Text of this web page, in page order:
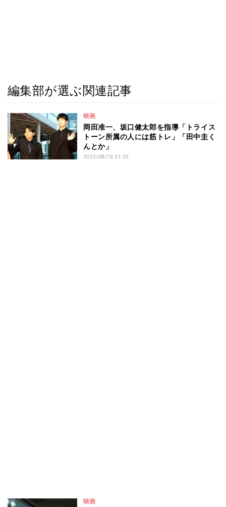
編集部が選ぶ関連記事
映画
岡田准一、坂口健太郎を指導「トライス
トーン所属の人には筋トレ」「田中圭く
んとか」
2022/08/16 21:02
映画